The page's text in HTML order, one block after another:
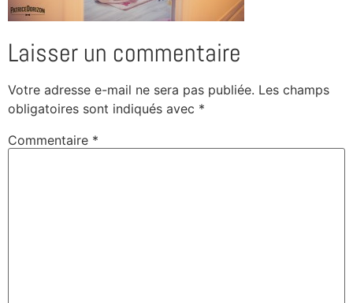
Laisser un commentaire
Votre adresse e-mail ne sera pas publiée. Les champs
obligatoires sont indiqués avec *
Commentaire *